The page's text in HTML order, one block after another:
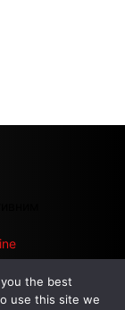
НА САЙТІ
the best
use this site we